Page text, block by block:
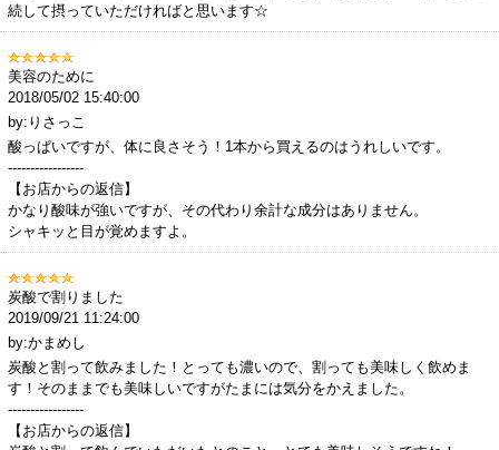
続して摂っていただければと思います☆
美容のために
2018/05/02 15:40:00
by:りさっこ
酸っぱいですが、体に良さそう！1本から買えるのはうれしいです。
-----------------
【お店からの返信】
かなり酸味が強いですが、その代わり余計な成分はありません。
シャキッと目が覚めますよ。
炭酸で割りました
2019/09/21 11:24:00
by:かまめし
炭酸と割って飲みました！とっても濃いので、割っても美味しく飲めま
す！そのままでも美味しいですがたまには気分をかえました。
-----------------
【お店からの返信】